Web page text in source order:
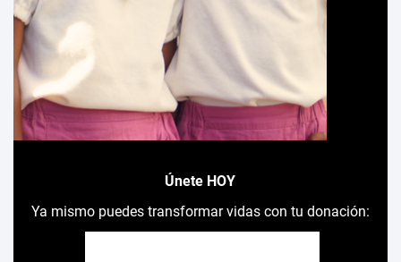
Únete HOY
Ya mismo puedes transformar vidas con tu donación: